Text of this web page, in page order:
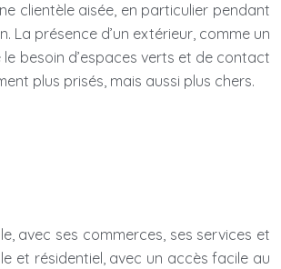
clientèle aisée, en particulier pendant
La présence d’un extérieur, comme un
besoin d’espaces verts et de contact
plus prisés, mais aussi plus chers.
avec ses commerces, ses services et
et résidentiel, avec un accès facile au